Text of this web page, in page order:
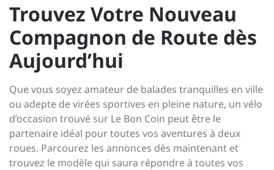
Trouvez Votre Nouveau
Compagnon de Route dès
Aujourd’hui
Que vous soyez amateur de balades tranquilles en ville
ou adepte de virées sportives en pleine nature, un vélo
d’occasion trouvé sur Le Bon Coin peut être le
partenaire idéal pour toutes vos aventures à deux
roues. Parcourez les annonces dès maintenant et
trouvez le modèle qui saura répondre à toutes vos